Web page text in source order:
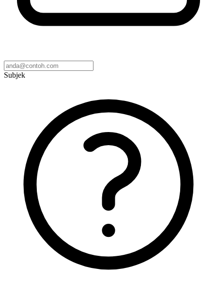
Subjek